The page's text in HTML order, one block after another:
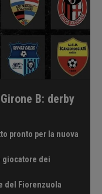
B: derby
pronto per la nuova
giocatore dei
del Fiorenzuola